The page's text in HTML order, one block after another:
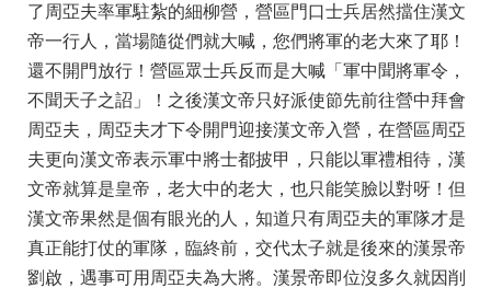
了周亞夫率軍駐紮的細柳營，營區門口士兵居然擋住漢文
帝一行人，當場隨從們就大喊，您們將軍的老大來了耶！
還不開門放行！營區眾士兵反而是大喊「軍中聞將軍令，
不聞天子之詔」！之後漢文帝只好派使節先前往營中拜會
周亞夫，周亞夫才下令開門迎接漢文帝入營，在營區周亞
夫更向漢文帝表示軍中將士都披甲，只能以軍禮相待，漢
文帝就算是皇帝，老大中的老大，也只能笑臉以對呀！但
漢文帝果然是個有眼光的人，知道只有周亞夫的軍隊才是
真正能打仗的軍隊，臨終前，交代太子就是後來的漢景帝
劉啟，遇事可用周亞夫為大將。漢景帝即位沒多久就因削